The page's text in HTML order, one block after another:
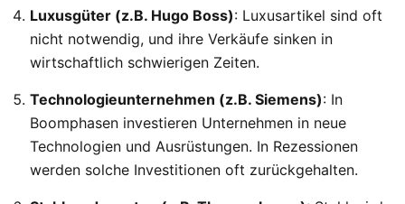
Luxusgüter (z.B. Hugo Boss): Luxusartikel sind oft
nicht notwendig, und ihre Verkäufe sinken in
wirtschaftlich schwierigen Zeiten.
Technologieunternehmen (z.B. Siemens): In
Boomphasen investieren Unternehmen in neue
Technologien und Ausrüstungen. In Rezessionen
werden solche Investitionen oft zurückgehalten.